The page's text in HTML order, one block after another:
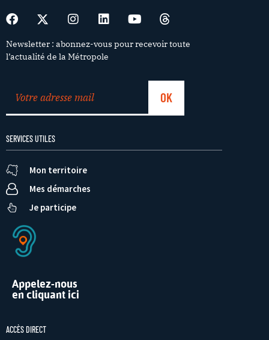
Newsletter : abonnez-vous pour recevoir toute
l’actualité de la Métropole
SERVICES UTILES
Mon territoire
Mes démarches
Je participe
Appelez-nous
en cliquant ici
ACCÈS DIRECT